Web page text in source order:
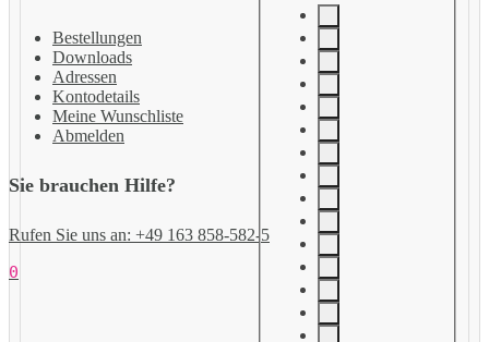
Bestellungen
Downloads
Adressen
Kontodetails
Meine Wunschliste
Abmelden
Sie brauchen Hilfe?
Rufen Sie uns an: +49 163 858-582-5
0